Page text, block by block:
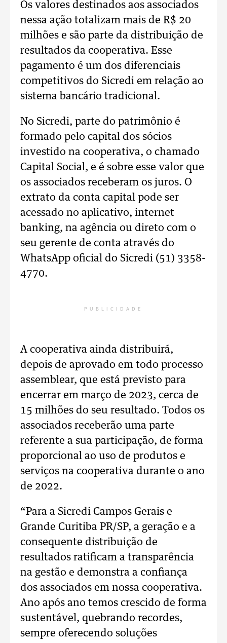
Os valores destinados aos associados
nessa ação totalizam mais de R$ 20
milhões e são parte da distribuição de
resultados da cooperativa. Esse
pagamento é um dos diferenciais
competitivos do Sicredi em relação ao
sistema bancário tradicional.
No Sicredi, parte do patrimônio é
formado pelo capital dos sócios
investido na cooperativa, o chamado
Capital Social, e é sobre esse valor que
os associados receberam os juros. O
extrato da conta capital pode ser
acessado no aplicativo, internet
banking, na agência ou direto com o
seu gerente de conta através do
WhatsApp oficial do Sicredi (51) 3358-
4770.
PUBLICIDADE
A cooperativa ainda distribuirá,
depois de aprovado em todo processo
assemblear, que está previsto para
encerrar em março de 2023, cerca de
15 milhões do seu resultado. Todos os
associados receberão uma parte
referente a sua participação, de forma
proporcional ao uso de produtos e
serviços na cooperativa durante o ano
de 2022.
“Para a Sicredi Campos Gerais e
Grande Curitiba PR/SP, a geração e a
consequente distribuição de
resultados ratificam a transparência
na gestão e demonstra a confiança
dos associados em nossa cooperativa.
Ano após ano temos crescido de forma
sustentável, quebrando recordes,
sempre oferecendo soluções